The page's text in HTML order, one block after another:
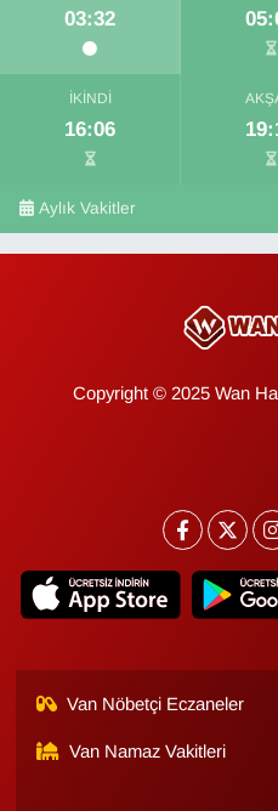
03:32
İKINDI
16:06
Aylık Vakitler
Copyright © 2025 Wan
Van Nöbetçi Eczaneler
Van Namaz Vakitleri